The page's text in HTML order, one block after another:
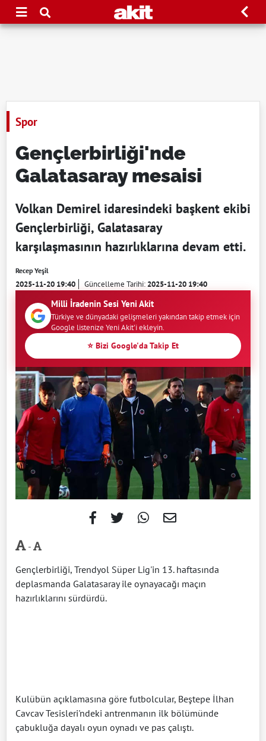
Spor
Gençlerbirliği'nde
Galatasaray mesaisi
Volkan Demirel idaresindeki başkent ekibi
Gençlerbirliği, Galatasaray
karşılaşmasının hazırlıklarına devam etti.
Recep Yeşil
2025-11-20 19:40 Güncelleme Tarihi:2025-11-20 19:40
Milli İradenin Sesi Yeni Akit
Türkiye ve dünyadaki gelişmeleri yakından takip etmek için
Google listenize Yeni Akit'i ekleyin.
⭐ Bizi Google'da Takip Et
-
Gençlerbirliği, Trendyol Süper Lig'in 13. haftasında
deplasmanda Galatasaray ile oynayacağı maçın
hazırlıklarını sürdürdü.
Kulübün açıklamasına göre futbolcular, Beştepe İlhan
Cavcav Tesisleri'ndeki antrenmanın ilk bölümünde
çabukluğa dayalı oyun oynadı ve pas çalıştı.